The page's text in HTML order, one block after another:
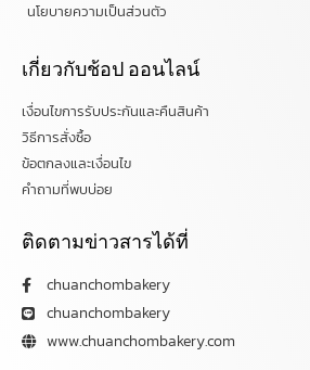
นโยบายความเป็นส่วนตัว
เกี่ยวกับช้อป ออนไลน์
เงื่อนไขการรับประกันและคืนสินค้า
วิธีการสั่งซื้อ
ข้อตกลงและเงื่อนไข
คำถามที่พบบ่อย
ติดตามข่าวสารได้ที่
chuanchombakery
chuanchombakery
www.chuanchombakery.com